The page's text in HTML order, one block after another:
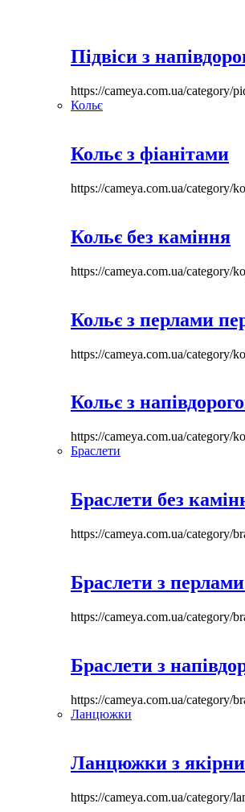
Підвіси з
https://cameya.com.ua/category/
Кольє
Кольє з фіанітами
https://cameya.com.ua/category/
Кольє без каміння
https://cameya.com.ua/category/
Кольє з перлами
https://cameya.com.ua/category/
Кольє з
https://cameya.com.ua/category/
Браслети
Браслети без
https://cameya.com.ua/category/
Браслети з
https://cameya.com.ua/category/
Браслети з
https://cameya.com.ua/category/
Ланцюжки
Ланцюжки з
https://cameya.com.ua/category/